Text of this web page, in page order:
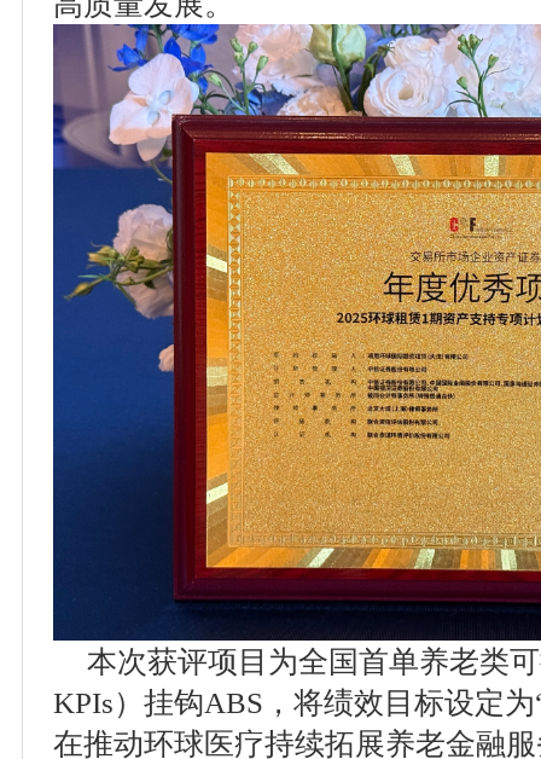
本次获评项目为全国首单养老类
KPIs）挂钩ABS，将绩效目标设定
在推动环球医疗持续拓展养老金融